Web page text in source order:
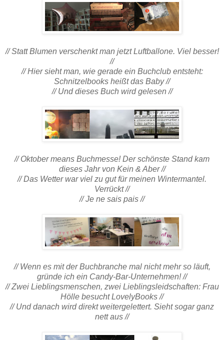
// Statt Blumen verschenkt man jetzt Luftballone. Viel besser!
//
// Hier sieht man, wie gerade ein Buchclub entsteht:
Schnitzelbooks heißt das Baby //
// Und dieses Buch wird gelesen //
// Oktober means Buchmesse! Der schönste Stand kam
dieses Jahr von Kein & Aber //
// Das Wetter war viel zu gut für meinen Wintermantel.
Verrückt //
// Je ne sais pais //
// Wenn es mit der Buchbranche mal nicht mehr so läuft,
gründe ich ein Candy-Bar-Unternehmen! //
// Zwei Lieblingsmenschen, zwei Lieblingsleidschaften: Frau
Hölle besucht LovelyBooks //
// Und danach wird direkt weitergelettert. Sieht sogar ganz
nett aus //